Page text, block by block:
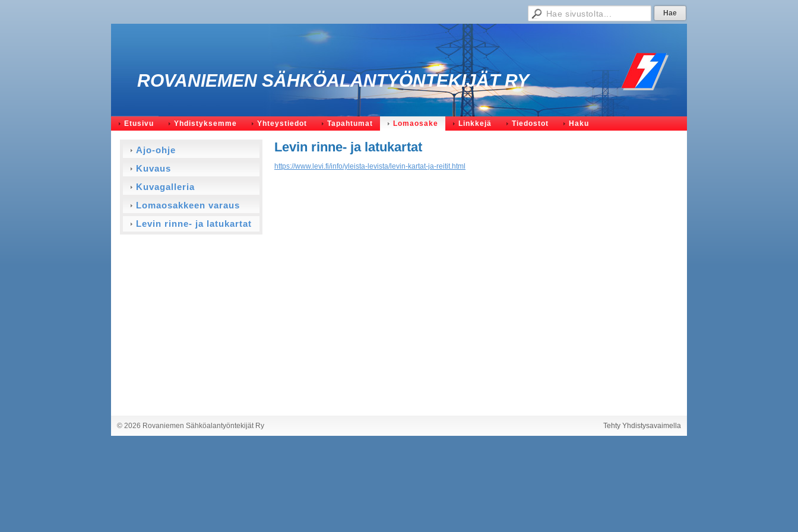
ROVANIEMEN SÄHKÖALANTYÖNTEKIJÄT RY
Etusivu Yhdistyksemme Yhteystiedot Tapahtumat Lomaosake Linkkejä Tiedostot Haku
Levin rinne- ja latukartat
https://www.levi.fi/info/yleista-levista/levin-kartat-ja-reitit.html
Ajo-ohje
Kuvaus
Kuvagalleria
Lomaosakkeen varaus
Levin rinne- ja latukartat
Tehty Yhdistysavaimella
© 2026 Rovaniemen Sähköalantyöntekijät Ry